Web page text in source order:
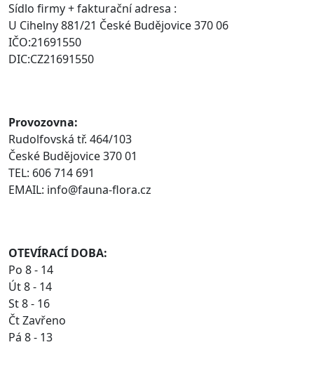
Sídlo firmy + fakturační adresa :
U Cihelny 881/21 České Budějovice 370 06
IČO:21691550
DIC:CZ21691550
Provozovna:
Rudolfovská tř. 464/103
České Budějovice 370 01
TEL: 606 714 691
EMAIL: info@fauna-flora.cz
OTEVÍRACÍ DOBA:
Po 8 - 14
Út 8 - 14
St 8 - 16
Čt Zavřeno
Pá 8 - 13